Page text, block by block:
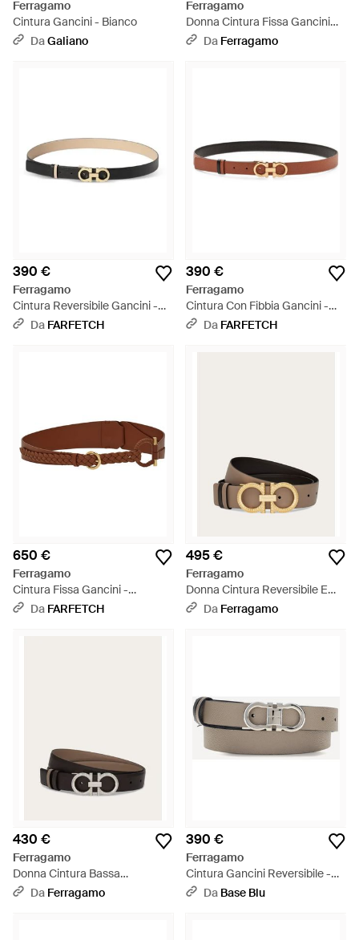
Ferragamo
Cintura Gancini - Bianco
DaGaliano
Ferragamo
Donna Cintura Fissa Gancini
Ricoperto - Marrone
Da Ferragamo
390 €
Ferragamo
Cintura Reversibile Gancini -
Bianco
Da FARFETCH
390 €
Ferragamo
Cintura Con Fibbia Gancini -
Bianco
Da FARFETCH
650 €
Ferragamo
Cintura Fissa Gancini -
Marrone
Da FARFETCH
495 €
Ferragamo
Donna Cintura Reversibile E
Regolabile Gancini Zigrinato -
Da Ferragamo
430 €
Ferragamo
Donna Cintura Bassa
Reversibile E Regolabile Con
Da Ferragamo
390 €
Ferragamo
Cintura Gancini Reversibile -
Bianco
Da Base Blu